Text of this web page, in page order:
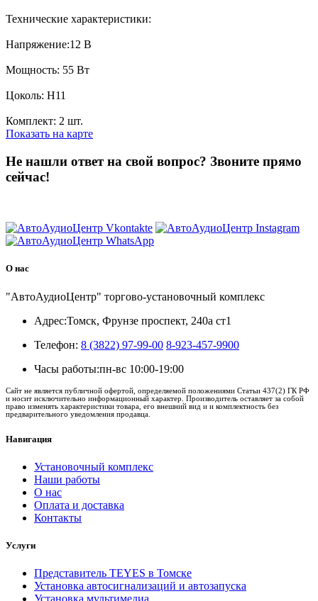
Технические характеристики:
Напряжение:12 В
Мощность: 55 Вт
Цоколь: H11
Комплект: 2 шт.
Показать на карте
Не нашли ответ на свой вопрос? Звоните прямо
сейчас!
О нас
"АвтоАудиоЦентр" торгово-установочный комплекс
Адрес:Томск, Фрунзе проспект, 240а ст1
Телефон: 8 (3822) 97-99-00 8-923-457-9900
Часы работы:пн-вс 10:00-19:00
Сайт не является публичной офертой, определяемой положениями Статьи 437(2) ГК РФ
и носит исключительно информационный характер. Производитель оставляет за собой
право изменять характеристики товара, его внешний вид и и комплектность без
предварительного уведомления продавца.
Навигация
Установочный комплекс
Наши работы
О нас
Оплата и доставка
Контакты
Услуги
Представитель TEYES в Томске
Установка автосигнализаций и автозапуска